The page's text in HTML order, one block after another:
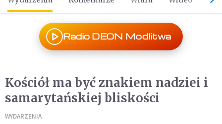
Radio DEON Modlitwa
Kościół ma być znakiem nadziei i
samarytańskiej bliskości
WYDARZENIA